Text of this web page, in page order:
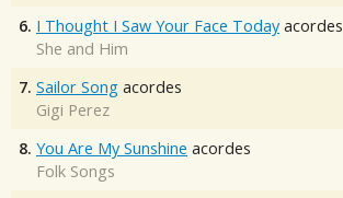
6. I Thought I Saw Your Face Today acordes
She and Him
7. Sailor Song acordes
Gigi Perez
8. You Are My Sunshine acordes
Folk Songs